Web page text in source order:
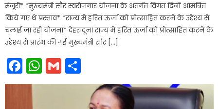
मंजूरी* *मुख्यमंत्री सौर स्वरोजगार योजना के अंतर्गत विगत दिनों आमंत्रित
किये गए थे प्रस्ताव* *राज्य में हरित ऊर्जा को प्रोत्साहित करने के उद्देश्य से
चलाई जा रही योजना* देहरादून। राज्य में हरित ऊर्जा को प्रोत्साहित करने के
उद्देश्य से प्रारंभ की गई मुख्यमंत्री सौर […]
Facebook
WhatsApp
Gmail